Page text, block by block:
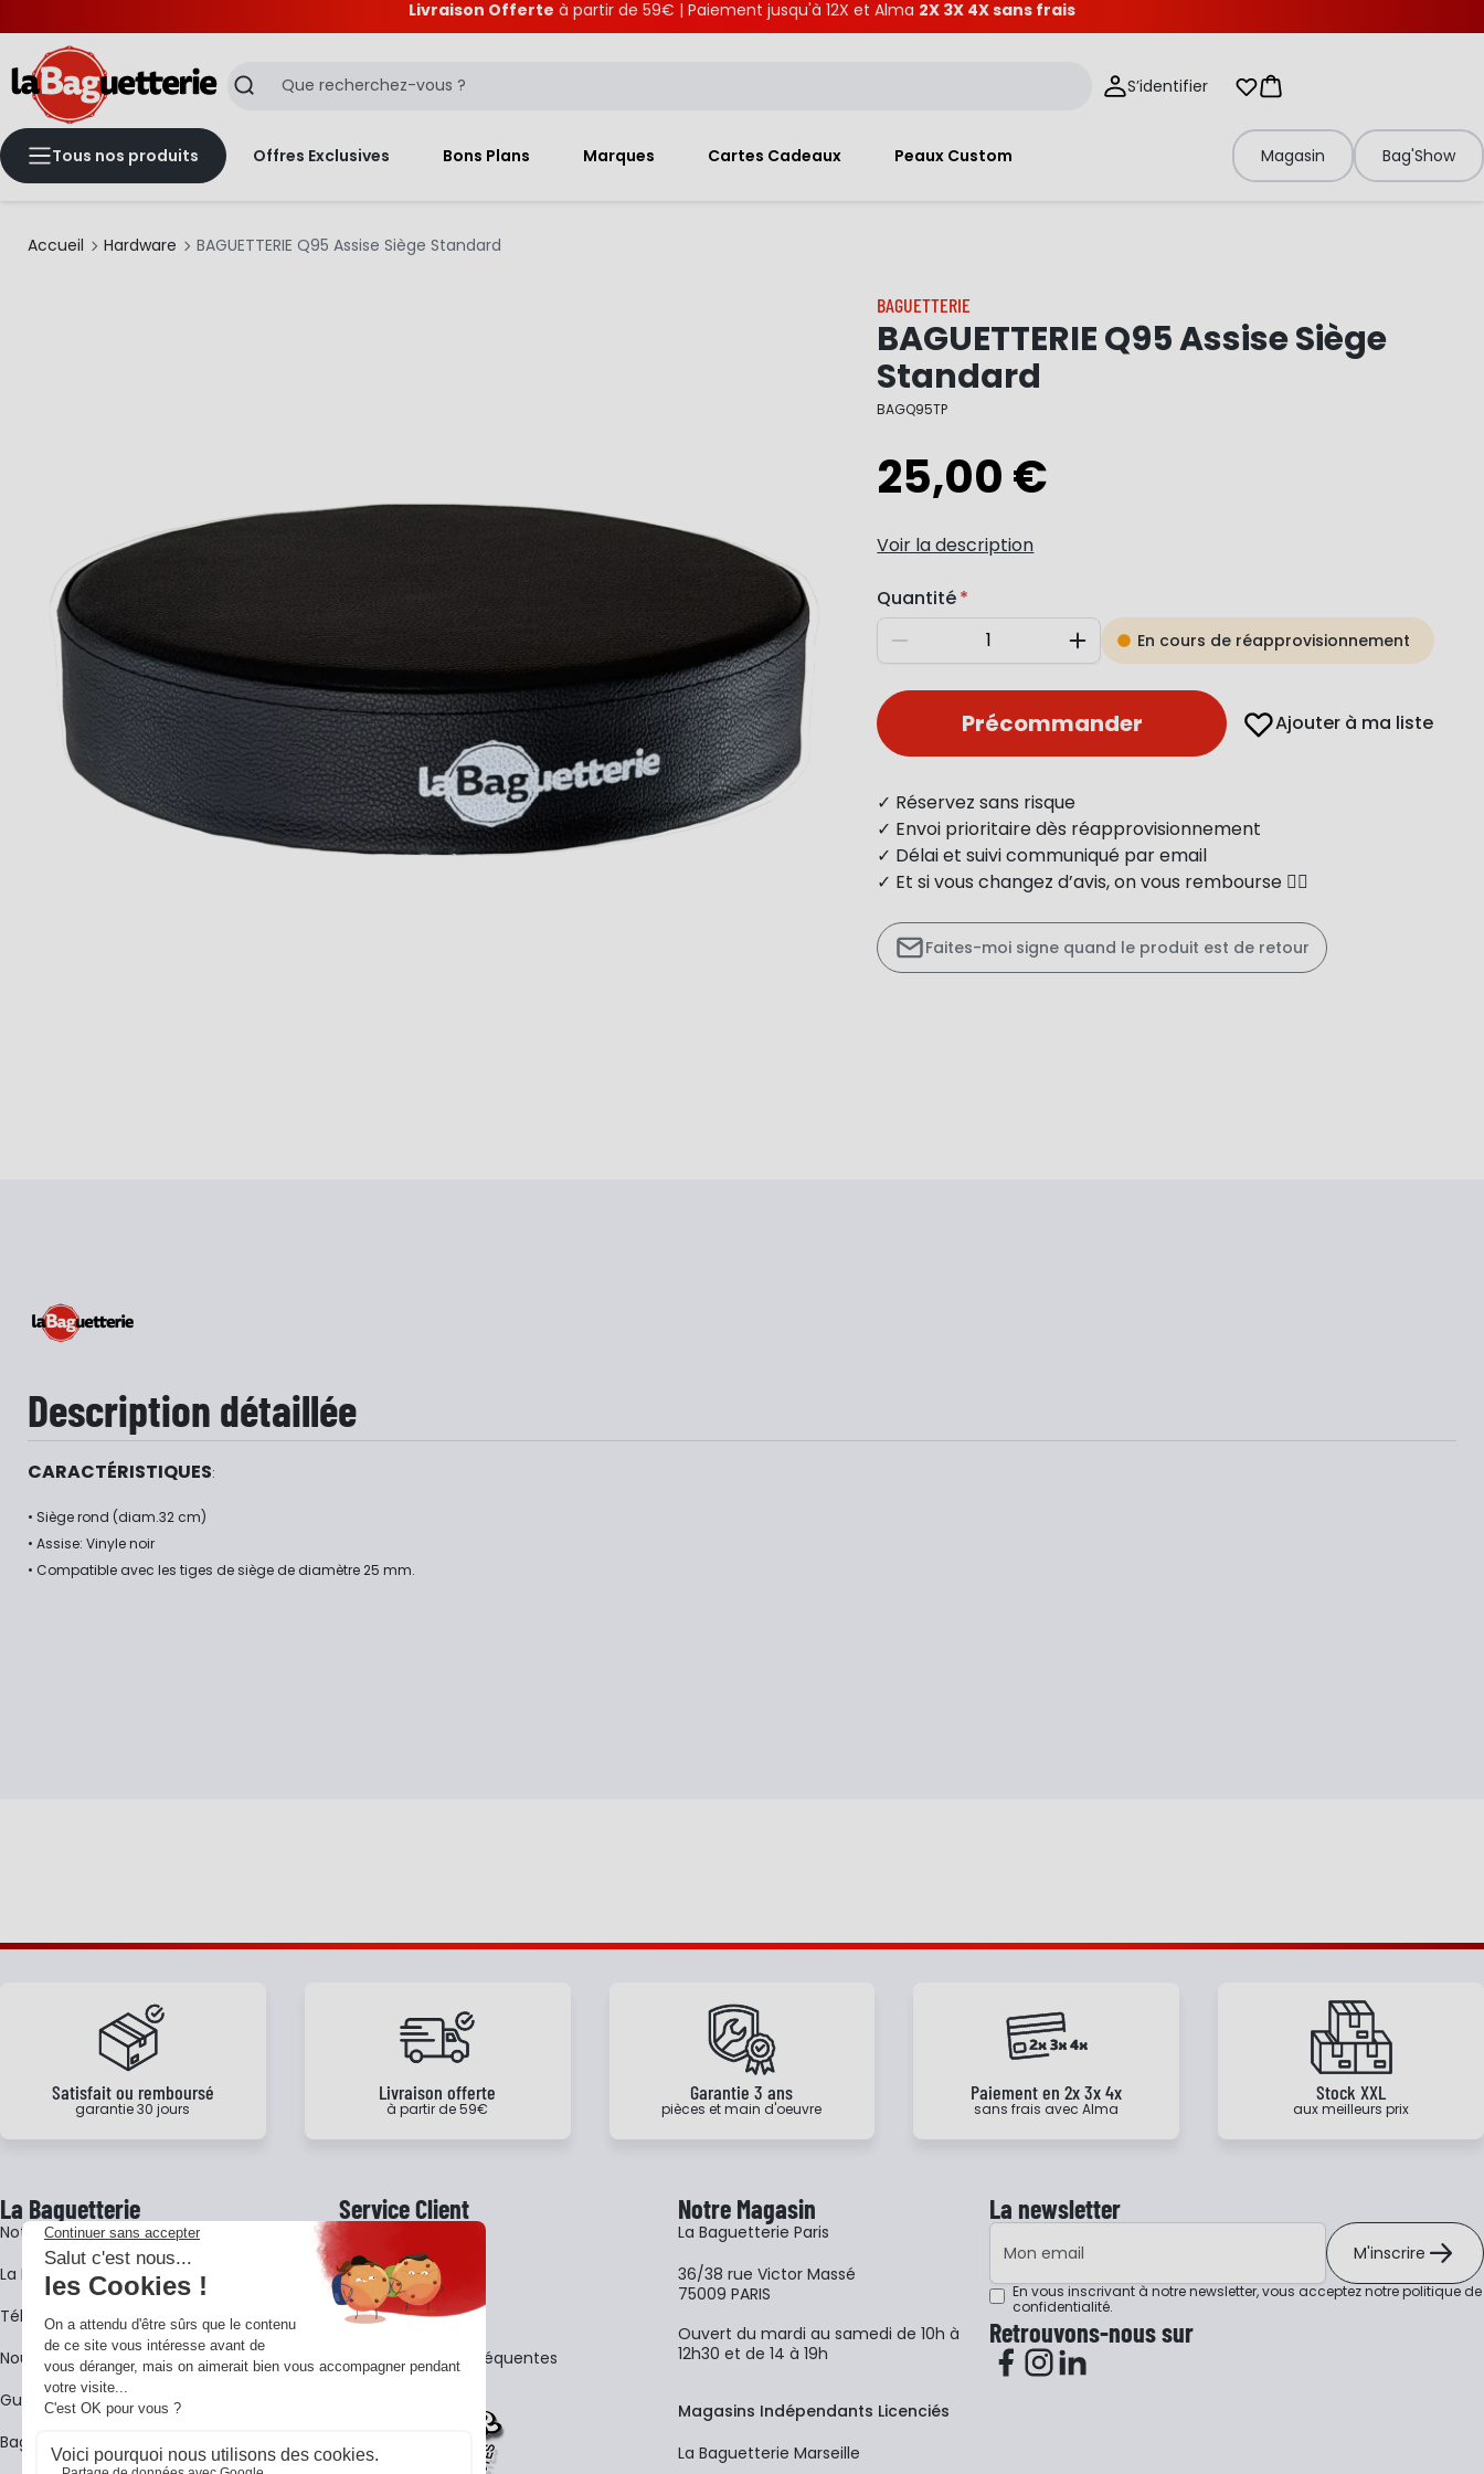
Livraison Offerte à partir de 59€ | Paiement jusqu'à 12X et Alma 2X 3X 4X sans frais
Recherche S’identifier Mes listes d'envies
Panier
Tous nos produits Offres Exclusives Bons Plans Marques Cartes Cadeaux Peaux Custom Magasin Bag'Show
Accueil Hardware BAGUETTERIE Q95 Assise Siège Standard
BAGUETTERIE
BAGUETTERIE Q95 Assise Siège
Standard
BAGQ95TP
25,00 €
Voir la description
Quantité
Diminuer AugmenterEn cours de réapprovisionnement
Précommander Ajouter à ma liste
✓ Réservez sans risque
✓ Envoi prioritaire dès réapprovisionnement
✓ Délai et suivi communiqué par email
✓ Et si vous changez d’avis, on vous rembourse 👍🏻
Faites-moi signe quand le produit est de retour
Description détaillée
CARACTÉRISTIQUES:
• Siège rond (diam.32 cm)
• Assise: Vinyle noir
• Compatible avec les tiges de siège de diamètre 25 mm.
Satisfait ou remboursé
garantie 30 jours
Livraison offerte
à partir de 59€
Garantie 3 ans
pièces et main d'oeuvre
Paiement en 2x 3x 4x
sans frais avec Alma
Stock XXL
aux meilleurs prix
La Baguetterie
Notre histoire
La BagShow
​Télécharger le catalogue
Nous contacter
Guides La Baguetterie
Baguetterie Shop Online
Service Client
Garantie 3 ans
CGV
FAQ - Questions Fréquentes
Notre Magasin
La Baguetterie Paris
36/38 rue Victor Massé
75009 PARIS
Ouvert du mardi au samedi de 10h à
12h30 et de 14 à 19h
Magasins Indépendants Licenciés
La Baguetterie Marseille
La newsletter
Adresse e-mail
M'inscrire
En vous inscrivant à notre newsletter, vous acceptez notrepolitique de
confidentialité.
Retrouvons-nous sur